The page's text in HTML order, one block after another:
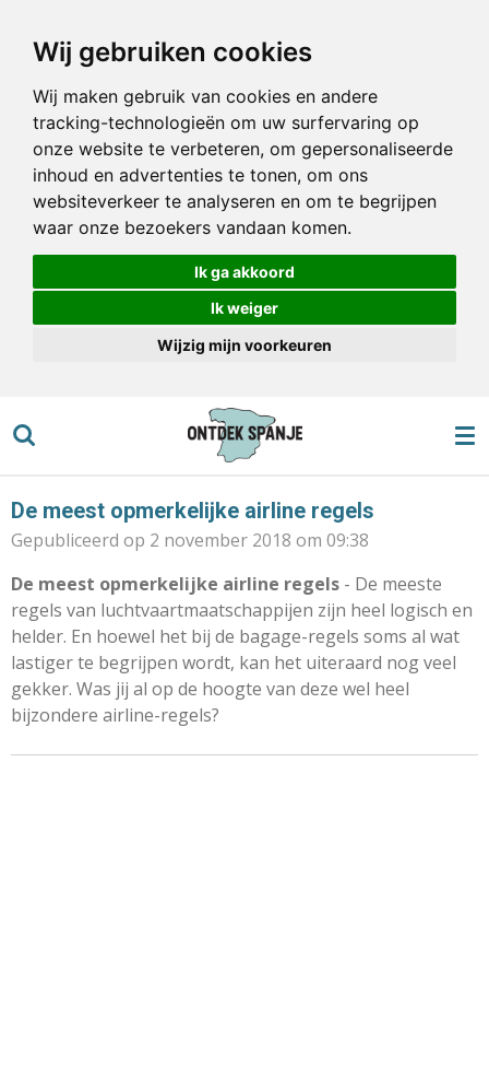
Wij gebruiken cookies
Wij maken gebruik van cookies en andere
tracking-technologieën om uw surfervaring op
onze website te verbeteren, om gepersonaliseerde
inhoud en advertenties te tonen, om ons
websiteverkeer te analyseren en om te begrijpen
waar onze bezoekers vandaan komen.
Ik ga akkoord
Ik weiger
Wijzig mijn voorkeuren
direct
hoofdinhoud
De meest opmerkelijke airline regels
Gepubliceerd op 2 november 2018 om 09:38
De meest opmerkelijke airline regels - De meeste
regels van luchtvaartmaatschappijen zijn heel logisch en
helder. En hoewel het bij de bagage-regels soms al wat
lastiger te begrijpen wordt, kan het uiteraard nog veel
gekker. Was jij al op de hoogte van deze wel heel
bijzondere airline-regels?